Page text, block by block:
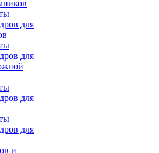
для
для
для
для
и